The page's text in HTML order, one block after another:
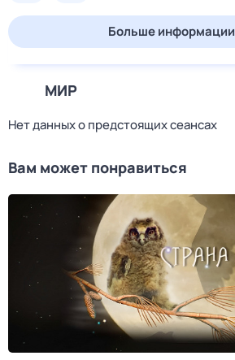
Больше информации
МИР
Нет данных о предстоящих сеансах
Вам может понравиться